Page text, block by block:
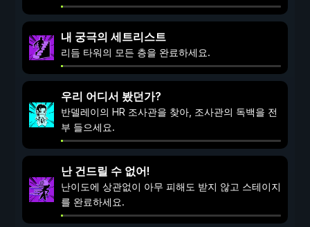
내 궁극의 세트리스트
리듬 타워의 모든 층을 완료하세요.
우리 어디서 봤던가?
반델레이의 HR 조사관을 찾아, 조사관의 독백을 전
부 들으세요.
난 건드릴 수 없어!
난이도에 상관없이 아무 피해도 받지 않고 스테이지
를 완료하세요.